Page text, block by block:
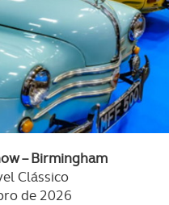
– Birmingham
Clássico
de 2026